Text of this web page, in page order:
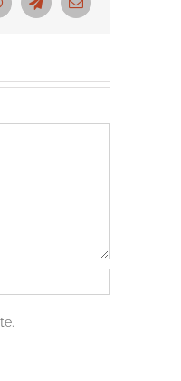
TelegramCorreo
electrónico